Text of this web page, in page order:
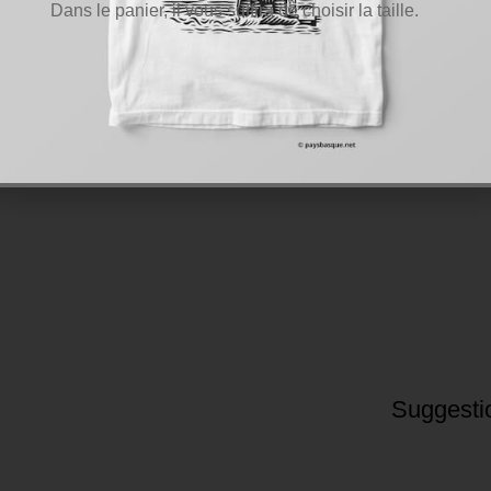
Dans le panier, il vous suffira de choisir la taille.